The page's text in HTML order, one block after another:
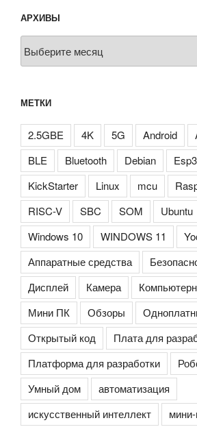
АРХИВЫ
МЕТКИ
2.5GBE 4K 5G Android
BLE
Bluetooth Debian
KickStarter
Linux mcu
RISC-V
SBC SOM Ubuntu
Windows 10
WINDOWS 11
Аппаратные средства
Дисплей
Камера
Мини ПК
Обзоры
Открытый код
Плата для
Платформа для разработки
Умный дом
автоматизация
искусственный интеллект